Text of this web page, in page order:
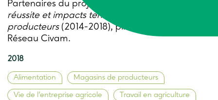
Partenaires du projet Casdar
réussite et impacts territoriaux des magasins de
producteurs(2014-2018), piloté par l’AFIPaR et
Réseau Civam.
2018
Alimentation Magasins de producteurs
Vie de l’entreprise agricole Travail en agriculture